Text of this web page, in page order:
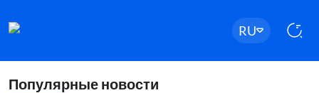
RU
Популярные новости